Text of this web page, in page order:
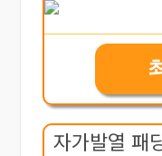
자가발열 패